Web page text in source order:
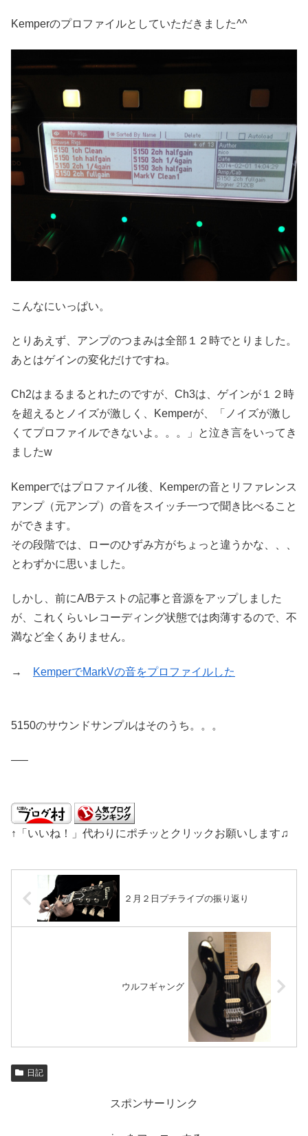
Kemperのプロファイルとしていただきました^^
こんなにいっぱい。
とりあえず、アンプのつまみは全部１２時でとりました。
あとはゲインの変化だけですね。
Ch2はまるまるとれたのですが、Ch3は、ゲインが１２時
を超えるとノイズが激しく、Kemperが、「ノイズが激し
くてプロファイルできないよ。。。」と泣き言をいってき
ましたw
Kemperではプロファイル後、Kemperの音とリファレンス
アンプ（元アンプ）の音をスイッチ一つで聞き比べること
ができます。
その段階では、ローのひずみ方がちょっと違うかな、、、
とわずかに思いました。
しかし、前にA/Bテストの記事と音源をアップしました
が、これくらいレコーディング状態では肉薄するので、不
満など全くありません。
→ KemperでMarkVの音をプロファイルした
5150のサウンドサンプルはそのうち。。。
—–
↑「いいね！」代わりにポチッとクリックお願いします♫
２月２日プチライブの振り返り
ウルフギャング
日記
スポンサーリンク